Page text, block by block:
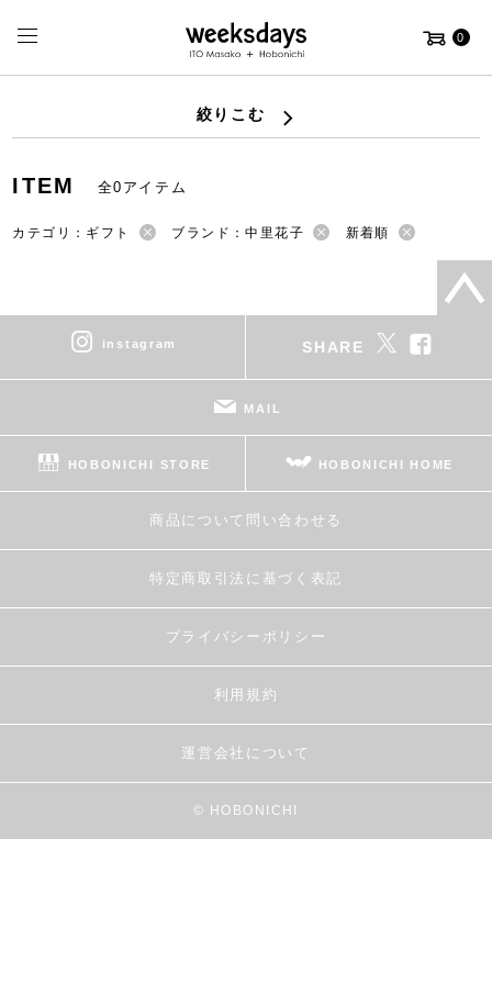
0
絞りこむ
ITEM 全0アイテム
カテゴリ：ギフト ブランド：中里花子 新着順
instagram SHARE
MAIL
HOBONICHI STORE HOBONICHI HOME
商品について問い合わせる
特定商取引法に基づく表記
プライバシーポリシー
利用規約
運営会社について
© HOBONICHI